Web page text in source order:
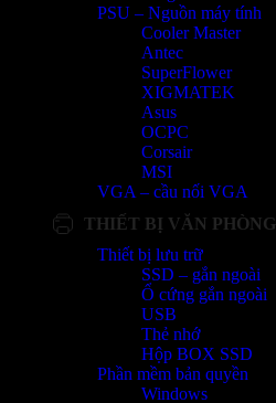
PSU – Nguồn máy tính
Cooler Master
Antec
SuperFlower
XIGMATEK
Asus
OCPC
Corsair
MSI
VGA – cầu nối VGA
THIẾT BỊ VĂN PHÒNG
Thiết bị lưu trữ
SSD – gắn ngoài
Ổ cứng gắn ngoài
USB
Thẻ nhớ
Hộp BOX SSD
Phần mềm bản quyền
Windows